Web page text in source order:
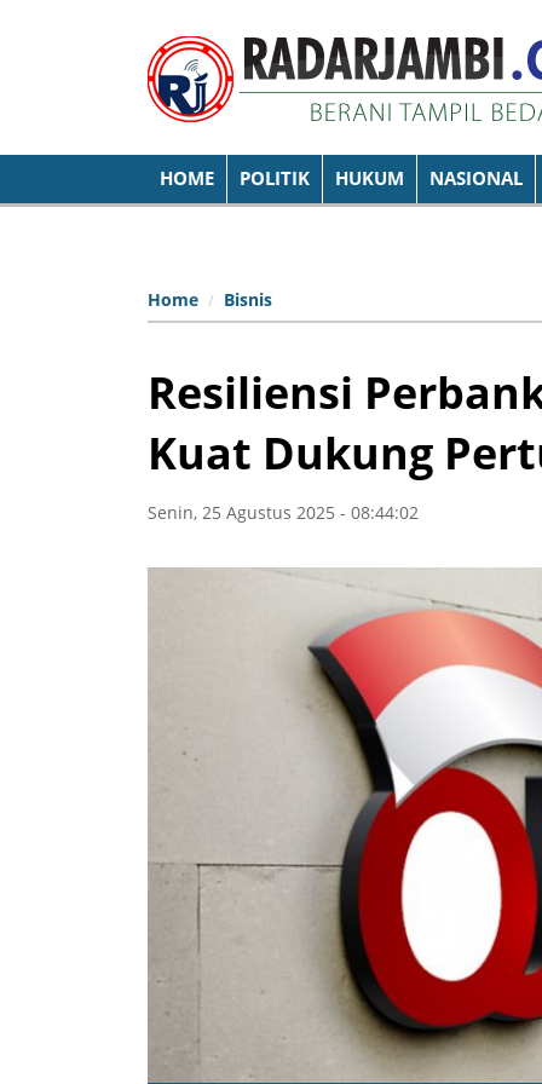
HOME POLITIK HUKUM NASIONAL
Home Bisnis
Resiliensi
Kuat Dukung
Senin, 25 Agustus 2025 - 08:44:02